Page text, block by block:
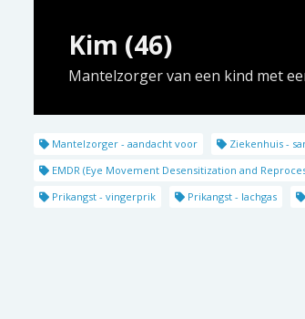
Kim (46)
Mantelzorger van een kind met
Mantelzorger - aandacht voor Ziekenhuis -
EMDR (Eye Movement Desensitization and
Prikangst - vingerprik
Prikangst - lachgas